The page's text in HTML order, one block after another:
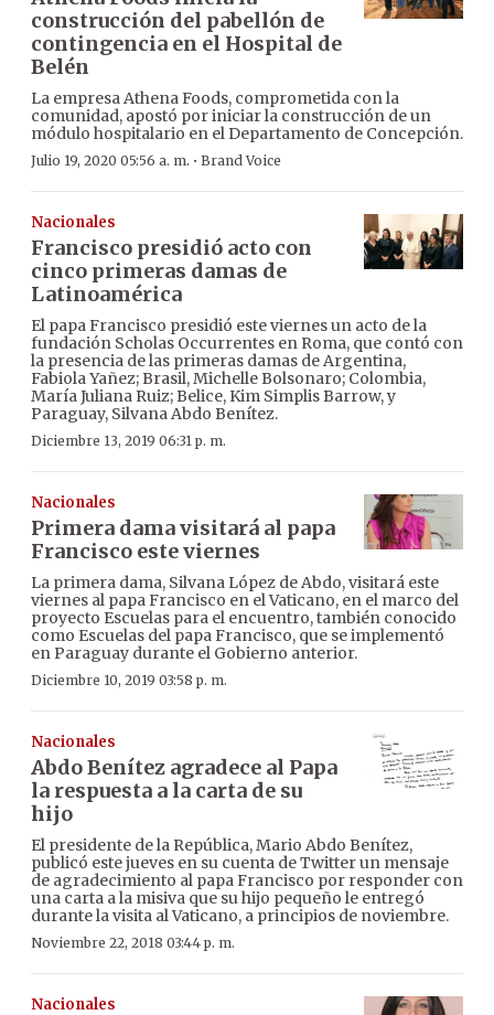
construcción del pabellón de
contingencia en el Hospital de
Belén
La empresa Athena Foods, comprometida con la
comunidad, apostó por iniciar la construcción de un
módulo hospitalario en el Departamento de Concepción.
Julio 19, 2020 05:56 a. m. · Brand Voice
Nacionales
Francisco presidió acto con
cinco primeras damas de
Latinoamérica
El papa Francisco presidió este viernes un acto de la
fundación Scholas Occurrentes en Roma, que contó con
la presencia de las primeras damas de Argentina,
Fabiola Yañez; Brasil, Michelle Bolsonaro; Colombia,
María Juliana Ruiz; Belice, Kim Simplis Barrow, y
Paraguay, Silvana Abdo Benítez.
Diciembre 13, 2019 06:31 p. m.
Nacionales
Primera dama visitará al papa
Francisco este viernes
La primera dama, Silvana López de Abdo, visitará este
viernes al papa Francisco en el Vaticano, en el marco del
proyecto Escuelas para el encuentro, también conocido
como Escuelas del papa Francisco, que se implementó
en Paraguay durante el Gobierno anterior.
Diciembre 10, 2019 03:58 p. m.
Nacionales
Abdo Benítez agradece al Papa
la respuesta a la carta de su
hijo
El presidente de la República, Mario Abdo Benítez,
publicó este jueves en su cuenta de Twitter un mensaje
de agradecimiento al papa Francisco por responder con
una carta a la misiva que su hijo pequeño le entregó
durante la visita al Vaticano, a principios de noviembre.
Noviembre 22, 2018 03:44 p. m.
Nacionales